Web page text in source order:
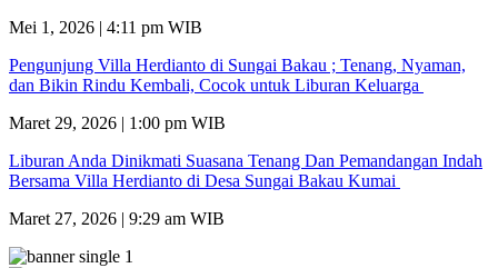
Mei 1, 2026 | 4:11 pm WIB
Pengunjung Villa Herdianto di Sungai Bakau ; Tenang, Nyaman,
dan Bikin Rindu Kembali, Cocok untuk Liburan Keluarga
Maret 29, 2026 | 1:00 pm WIB
Liburan Anda Dinikmati Suasana Tenang Dan Pemandangan Indah
Bersama Villa Herdianto di Desa Sungai Bakau Kumai
Maret 27, 2026 | 9:29 am WIB